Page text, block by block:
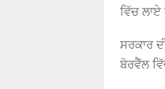
ਵਿੱਚ
ਸਰਕਾਰ
ਬੋਰਵੈੱਲ